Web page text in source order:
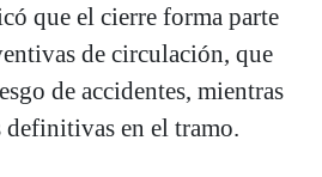
que el cierre forma parte
de circulación, que
de accidentes, mientras
definitivas en el tramo.